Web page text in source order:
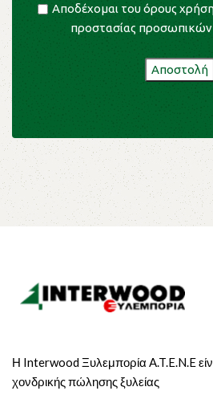
Αποδέχομαι τουόρους
προστασίας
Η Interwood Ξυλεμπορία A.T.E.N.E
χονδρικής πώλησης ξυλείας